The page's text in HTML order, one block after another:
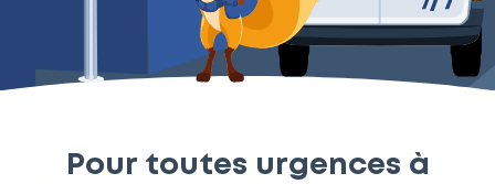
Pour toutes urgences à